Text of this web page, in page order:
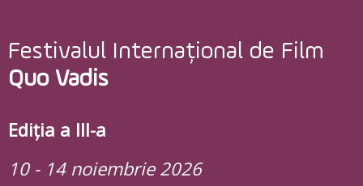
Festivalul Internațional de Film
Quo Vadis
Ediția a III-a
10 - 14 noiembrie 2026